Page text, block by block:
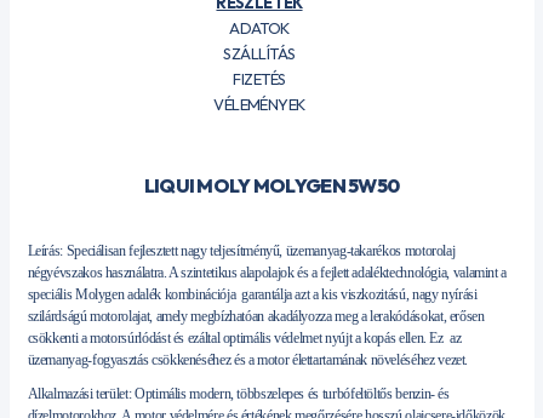
ADATOK
SZÁLLÍTÁS
FIZETÉS
VÉLEMÉNYEK
LIQUI MOLY MOLYGEN 5W50
Leírás: Speciálisan fejlesztett nagy teljesítményű, üzemanyag-takarékos motorolaj
négyévszakos használatra. A szintetikus alapolajok és a fejlett adaléktechnológia, valamint a
speciális Molygen adalék kombinációja garantálja azt a kis viszkozitású, nagy nyírási
szilárdságú motorolajat, amely megbízhatóan akadályozza meg a lerakódásokat, erősen
csökkenti a motorsúrlódást és ezáltal optimális védelmet nyújt a kopás ellen. Ez az
üzemanyag-fogyasztás csökkenéséhez és a motor élettartamának növeléséhez vezet.
Alkalmazási terület: Optimális modern, többszelepes és turbófeltöltős benzin- és